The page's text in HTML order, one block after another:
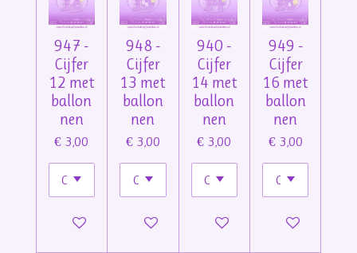
947 -
Cijfer
12 met
ballon
nen
€ 3,00
In winkelwagen
948 -
Cijfer
13 met
ballon
nen
€ 3,00
In winkelwagen
940 -
Cijfer
14 met
ballon
nen
€ 3,00
In winkelwagen
949 -
Cijfer
16 met
ballon
nen
€ 3,00
In winkelwagen